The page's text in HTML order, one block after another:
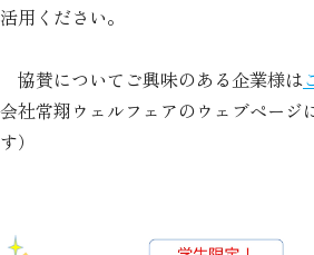
活用ください。
協賛についてご興味のある企業様は
会社常翔ウェルフェアのウェブページ
す）